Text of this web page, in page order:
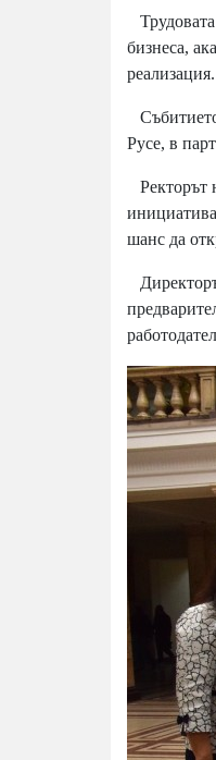
бизнеса,
реализация.
Русе, в
Ректорът
шанс да